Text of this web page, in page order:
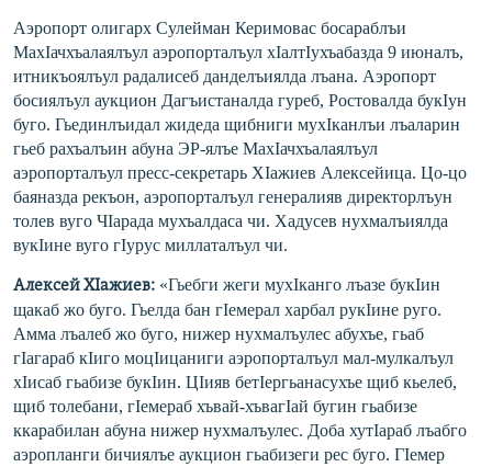
Аэропорт олигарх Сулейман Керимовас босараблъи
МахIачхъалаялъул аэропорталъул хIалтIухъабазда 9 июналъ,
итникъоялъул радалисеб данделъиялда лъана. Аэропорт
босиялъул аукцион Дагъистаналда гуреб, Ростовалда букIун
буго. Гьединлъидал жидеда щибниги мухIканлъи лъаларин
гьеб рахъалъин абуна ЭР-ялъе МахIачхъалаялъул
аэропорталъул пресс-секретарь ХIажиев Алексейица. Цо-цо
баяназда рекъон, аэропорталъул генералияв директорлъун
толев вуго ЧIарада мухъалдаса чи. Хадусев нухмалъиялда
вукIине вуго гIурус миллаталъул чи.
Алексей ХIажиев: «Гьебги жеги мухIканго лъазе букIин
щакаб жо буго. Гьелда бан гIемерал харбал рукIине руго.
Амма лъалеб жо буго, нижер нухмалъулес абухъе, гьаб
гIагараб кIиго моцIицаниги аэропорталъул мал-мулкалъул
хIисаб гьабизе букIин. ЦIияв бетIергьанасухъе щиб кьелеб,
щиб толебани, гIемераб хъвай-хъвагIай бугин гьабизе
ккарабилан абуна нижер нухмалъулес. Доба хутIараб лъабго
аэропланги бичиялъе аукцион гьабизеги рес буго. ГIемер